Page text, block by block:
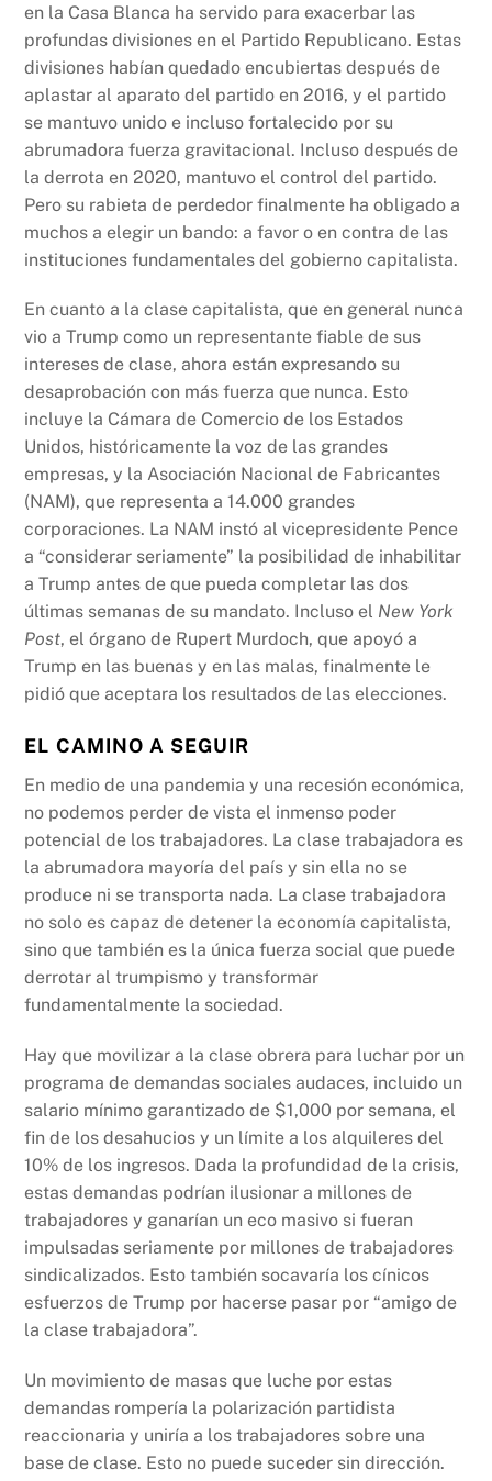
en la Casa Blanca ha servido para exacerbar las
profundas divisiones en el Partido Republicano. Estas
divisiones habían quedado encubiertas después de
aplastar al aparato del partido en 2016, y el partido
se mantuvo unido e incluso fortalecido por su
abrumadora fuerza gravitacional. Incluso después de
la derrota en 2020, mantuvo el control del partido.
Pero su rabieta de perdedor finalmente ha obligado a
muchos a elegir un bando: a favor o en contra de las
instituciones fundamentales del gobierno capitalista.
En cuanto a la clase capitalista, que en general nunca
vio a Trump como un representante fiable de sus
intereses de clase, ahora están expresando su
desaprobación con más fuerza que nunca. Esto
incluye la Cámara de Comercio de los Estados
Unidos, históricamente la voz de las grandes
empresas, y la Asociación Nacional de Fabricantes
(NAM), que representa a 14.000 grandes
corporaciones. La NAM instó al vicepresidente Pence
a “considerar seriamente” la posibilidad de inhabilitar
a Trump antes de que pueda completar las dos
últimas semanas de su mandato. Incluso el New York
Post, el órgano de Rupert Murdoch, que apoyó a
Trump en las buenas y en las malas, finalmente le
pidió que aceptara los resultados de las elecciones.
EL CAMINO A SEGUIR
En medio de una pandemia y una recesión económica,
no podemos perder de vista el inmenso poder
potencial de los trabajadores. La clase trabajadora es
la abrumadora mayoría del país y sin ella no se
produce ni se transporta nada. La clase trabajadora
no solo es capaz de detener la economía capitalista,
sino que también es la única fuerza social que puede
derrotar al trumpismo y transformar
fundamentalmente la sociedad.
Hay que movilizar a la clase obrera para luchar por un
programa de demandas sociales audaces, incluido un
salario mínimo garantizado de $1,000 por semana, el
fin de los desahucios y un límite a los alquileres del
10% de los ingresos. Dada la profundidad de la crisis,
estas demandas podrían ilusionar a millones de
trabajadores y ganarían un eco masivo si fueran
impulsadas seriamente por millones de trabajadores
sindicalizados. Esto también socavaría los cínicos
esfuerzos de Trump por hacerse pasar por “amigo de
la clase trabajadora”.
Un movimiento de masas que luche por estas
demandas rompería la polarización partidista
reaccionaria y uniría a los trabajadores sobre una
base de clase. Esto no puede suceder sin dirección.